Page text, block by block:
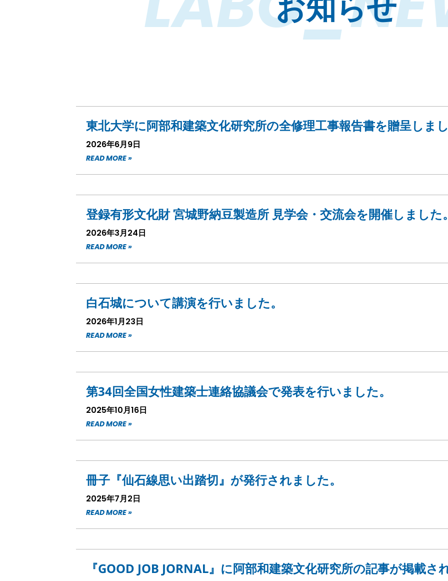
東北大学に阿部和建築文化研究所の全修理工事報告書を贈呈しま
2026年6月9日
READ MORE »
登録有形文化財 宮城野納豆製造所 見学会・交流会を開催しました
2026年3月24日
READ MORE »
白石城について講演を行いました。
2026年1月23日
READ MORE »
第34回全国女性建築士連絡協議会で発表を行いました。
2025年10月16日
READ MORE »
冊子『仙石線思い出踏切』が発行されました。
2025年7月2日
READ MORE »
『GOOD JOB JORNAL』に阿部和建築文化研究所の記事が掲載さ
ジ
ジ